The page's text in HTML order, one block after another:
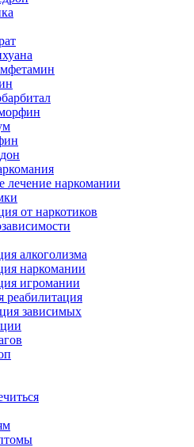
лечение наркомании
от наркотиков
алкоголизма
наркомании
игромании
реабилитация
зависимых